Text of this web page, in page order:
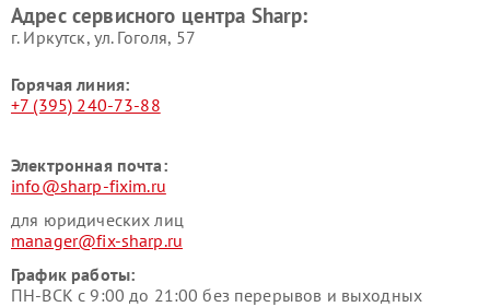
Адрес сервисного центра Sharp:
г. Иркутск, ул. ​Гоголя, 57
Горячая линия:
+7 (395) 240-73-88
Электронная почта:
info@sharp-fixim.ru
для юридических лиц
manager@fix-sharp.ru
График работы:
ПН-ВСК с 9:00 до 21:00 без перерывов и выходных